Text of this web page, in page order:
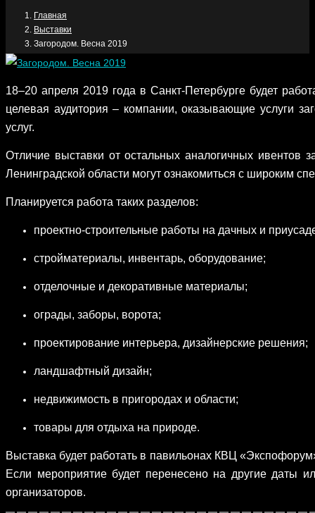
Главная
Выставки
Загородом. Весна 2019
18–20 апреля 2019 года в Санкт-Петербурге будет
целевая аудитория – компании, оказывающие услуги
услуг.
Отличие выставки от остальных аналогичных ивентов
Ленинградской области могут ознакомиться с широким
Планируется работа таких разделов:
проектно-строительные работы на дачных и
стройматериалы, инвентарь, оборудование;
отделочные и декоративные материалы;
ограды, заборы, ворота;
проектирование интерьера, дизайнерские решения;
ландшафтный дизайн;
недвижимость в пригородах и области;
товары для отдыха на природе.
Выставка будет работать в павильонах КВЦ
Если мероприятие будет перенесено на другие даты
организаторов.